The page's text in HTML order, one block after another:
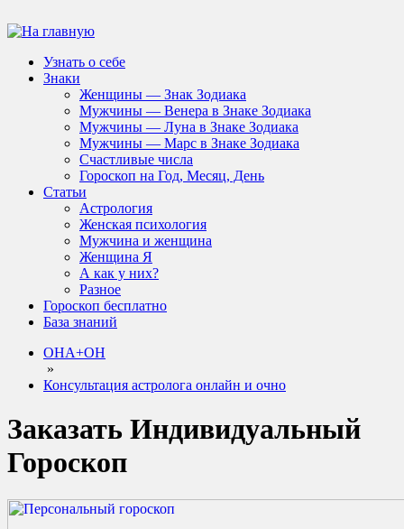
Узнать о себе
Знаки
Женщины — Знак Зодиака
Мужчины — Венера в Знаке Зодиака
Мужчины — Луна в Знаке Зодиака
Мужчины — Марс в Знаке Зодиака
Счастливые числа
Гороскоп на Год, Месяц, День
Статьи
Астрология
Женская психология
Мужчина и женщина
Женщина Я
А как у них?
Разное
Гороскоп бесплатно
База знаний
ОНА+ОН
»
Консультация астролога онлайн и очно
Заказать Индивидуальный
Гороскоп